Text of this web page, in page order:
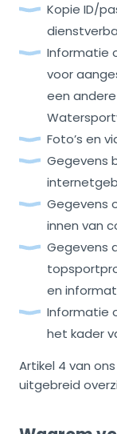
Kopie ID/
Informatie
voor
een
Foto’s en
Gegevens
Gegevens
innen van
Gegevens
en
Informatie
het kader
Artikel 4 van
uitgebreid